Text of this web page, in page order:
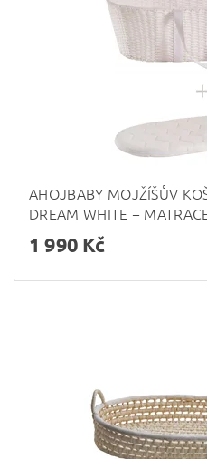
AHOJBABY MOJŽÍŠŮV
DREAM WHITE +
1 990 Kč